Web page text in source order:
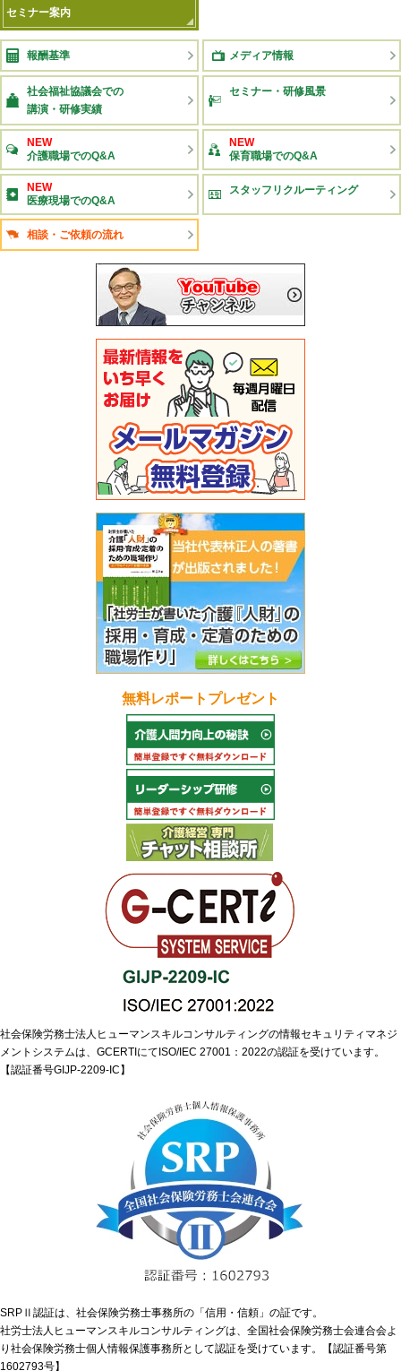
セミナー案内
報酬基準 メディア情報
社会福祉協議会での
講演・研修実績
セミナー・研修風景
NEW
介護職場でのQ&A
NEW
保育職場でのQ&A
NEW
医療現場でのQ&A
スタッフリクルーティング
相談・ご依頼の流れ
無料レポートプレゼント
社会保険労務士法人ヒューマンスキルコンサルティングの情報セキュリティマネジ
メントシステムは、GCERTIにてISO/IEC 27001：2022の認証を受けています。
【認証番号GIJP-2209-IC】
SRPⅡ認証は、社会保険労務士事務所の「信用・信頼」の証です。
社労士法人ヒューマンスキルコンサルティングは、全国社会保険労務士会連合会よ
り社会保険労務士個人情報保護事務所として認証を受けています。【認証番号第
1602793号】